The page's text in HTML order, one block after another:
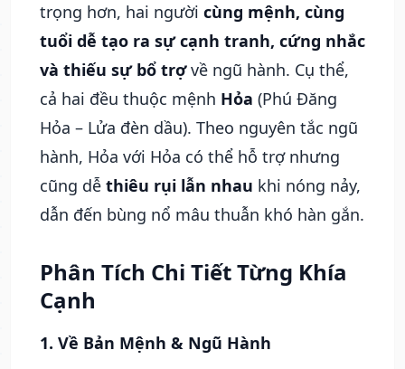
trọng hơn, hai người cùng mệnh, cùng
tuổi dễ tạo ra sự cạnh tranh, cứng nhắc
và thiếu sự bổ trợvề ngũ hành. Cụ thể,
cả hai đều thuộc mệnh Hỏa (Phú Đăng
Hỏa – Lửa đèn dầu). Theo nguyên tắc ngũ
hành, Hỏa với Hỏa có thể hỗ trợ nhưng
cũng dễ thiêu rụi lẫn nhau khi nóng nảy,
dẫn đến bùng nổ mâu thuẫn khó hàn gắn.
Phân Tích Chi Tiết Từng Khía
Cạnh
1. Về Bản Mệnh & Ngũ Hành